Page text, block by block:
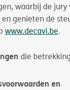
waarbij de
genieten de
www.decavi.be.
die
en